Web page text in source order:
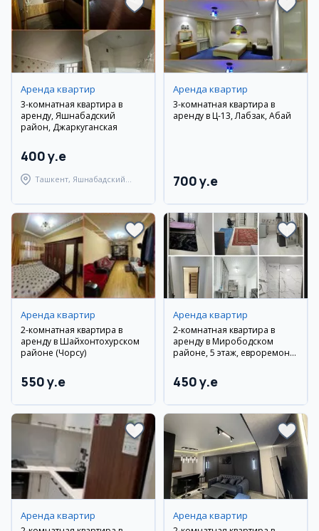
Аренда квартир
3-комнатная квартира в
аренду, Яшнабадский
район, Джаркуганская
400 y.e
Ташкент, Яшнабадский
Аренда квартир
3-комнатная квартира в
аренду в Ц-13, Лабзак, Абай
700 y.e
Аренда квартир
2-комнатная квартира в
аренду в Шайхонтохурском
районе (Чорсу)
550 y.e
Аренда квартир
2-комнатная квартира в
аренду в Мирободском
районе, 5 этаж, евроремонт,
450 y.e
Аренда квартир Аренда квартир